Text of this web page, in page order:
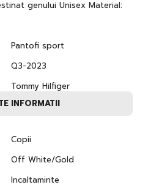
genului Unisex Material:
Pantofi sport
Q3-2023
Tommy Hilfiger
INFORMATII
Copii
Off White/Gold
Incaltaminte